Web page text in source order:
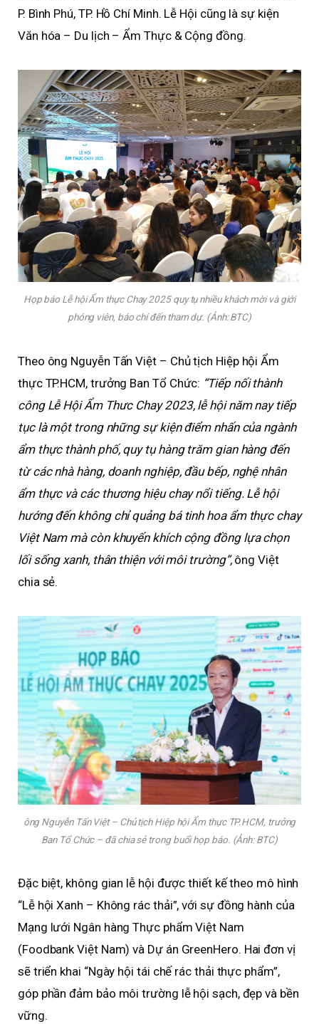
P. Bình Phú, TP. Hồ Chí Minh. Lễ Hội cũng là sự kiện
Văn hóa – Du lịch – Ẩm Thực & Cộng đồng.
Họp báo Lễ hội Ẩm thực Chay 2025 quy tụ nhiều khách mời và giới
phóng viên, báo chí đến tham dự. (Ảnh: BTC)
Theo ông Nguyễn Tấn Việt – Chủ tịch Hiệp hội Ẩm
thực TP.HCM, trưởng Ban Tổ Chức: “Tiếp nối thành
công Lễ Hội Ẩm Thưc Chay 2023, lễ hội năm nay tiếp
tục là một trong những sự kiện điểm nhấn của ngành
ẩm thực thành phố, quy tụ hàng trăm gian hàng đến
từ các nhà hàng, doanh nghiệp, đầu bếp, nghệ nhân
ẩm thực và các thương hiệu chay nổi tiếng. Lễ hội
hướng đến không chỉ quảng bá tinh hoa ẩm thực chay
Việt Nam mà còn khuyến khích cộng đồng lựa chọn
lối sống xanh, thân thiện với môi trường”,ông Việt
chia sẻ.
ông Nguyễn Tấn Việt – Chủ tịch Hiệp hội Ẩm thực TP.HCM, trưởng
Ban Tổ Chức – đã chia sẻ trong buổi họp báo. (Ảnh: BTC)
Đặc biệt, không gian lễ hội được thiết kế theo mô hình
“Lễ hội Xanh – Không rác thải”, với sự đồng hành của
Mạng lưới Ngân hàng Thực phẩm Việt Nam
(Foodbank Việt Nam) và Dự án GreenHero. Hai đơn vị
sẽ triển khai “Ngày hội tái chế rác thải thực phẩm”,
góp phần đảm bảo môi trường lễ hội sạch, đẹp và bền
vững.